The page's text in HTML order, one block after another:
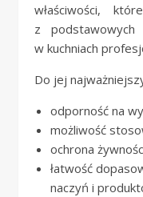
właściwości,
z podstawowych
w kuchniach
Do jej
odporność na
możliwość
ochrona
łatwość
naczyń i